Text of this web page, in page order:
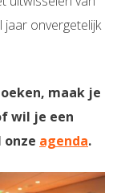
onvergetelijk
maak je
wil je een
onze agenda.